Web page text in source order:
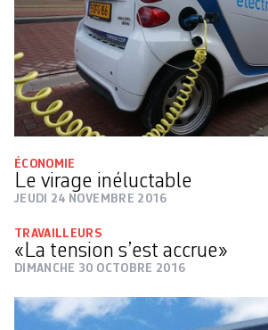
ÉCONOMIE
Le virage inéluctable
JEUDI 24 NOVEMBRE 2016
TRAVAILLEURS
«La tension s’est accrue»
DIMANCHE 30 OCTOBRE 2016